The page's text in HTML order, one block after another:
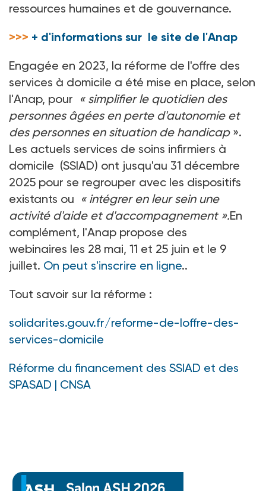
ressources humaines et de gouvernance.
>>> + d'informations sur le site de l'Anap
Engagée en 2023, la réforme de l'offre des
services à domicile a été mise en place, selon
l'Anap, pour « simplifier le quotidien des
personnes âgées en perte d'autonomie et
des personnes en situation de handicap ».
Les actuels services de soins infirmiers à
domicile (SSIAD) ont jusqu'au 31 décembre
2025 pour se regrouper avec les dispositifs
existants ou « intégrer en leur sein une
activité d'aide et d'accompagnement ».En
complément, l'Anap propose des
webinaires les 28 mai, 11 et 25 juin et le 9
juillet. On peut s'inscrire en ligne..
Tout savoir sur la réforme :
solidarites.gouv.fr/reforme-de-loffre-des-
services-domicile
Réforme du financement des SSIAD et des
SPASAD | CNSA